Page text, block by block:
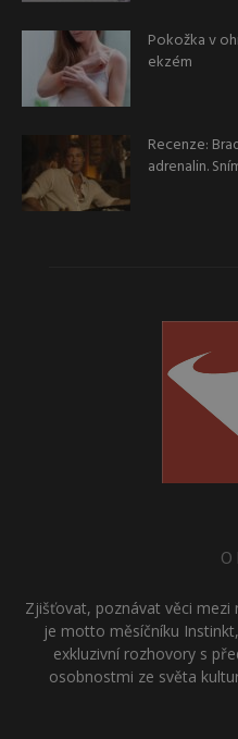
Pokožka v
ekzém
Recenze:
adrenalin.
O
Zjišťovat, poznávat věci mezi
je motto měsíčníku
exkluzivní rozhovory s
osobnostmi ze světa